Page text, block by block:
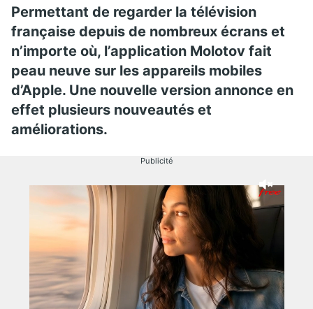
Permettant de regarder la télévision
française depuis de nombreux écrans et
n’importe où, l’application Molotov fait
peau neuve sur les appareils mobiles
d’Apple. Une nouvelle version annonce en
effet plusieurs nouveautés et
améliorations.
Publicité